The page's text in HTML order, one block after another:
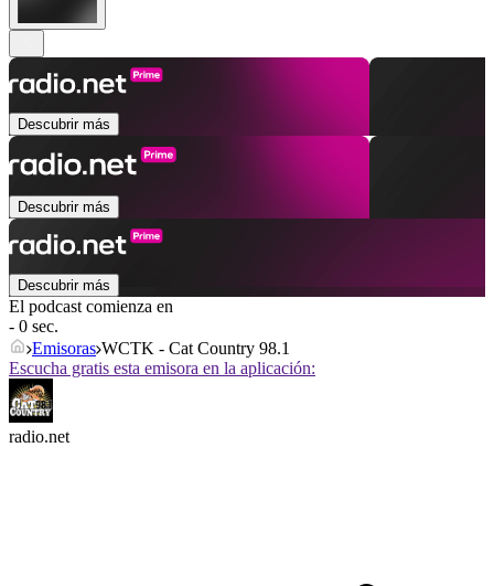
Descubrir más
Descubrir más
Descubrir más
El podcast comienza en
- 0 sec.
Emisoras WCTK - Cat Country 98.1
Escucha gratis esta emisora en la aplicación:
radio.net